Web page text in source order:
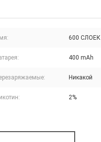
600 СЛОЕК
400 mAh
Никакой
2%